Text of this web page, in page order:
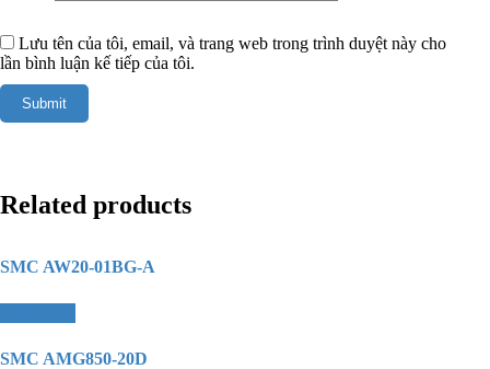
Lưu tên của tôi, email, và trang web trong trình duyệt này cho
lần bình luận kế tiếp của tôi.
Related products
SMC AW20-01BG-A
SMC AMG850-20D